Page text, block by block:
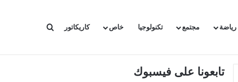
رياضة مجتمع تكنولوجيا خاص كاريكاتور بحث عن
تابعونا على فيسبوك